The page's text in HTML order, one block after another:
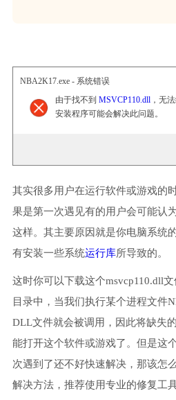
NBA2K17.exe - 系统错误
由于找不到 MSVCP110.dll，无
安装程序可能会解决此问题。
其实很多用户在运行软件或游戏的
果是第一次遇见有的用户会可能认
这样。其主要原因就是你电脑系统
有安装一些系统运行库所导致的。
这时你可以下载这个msvcp110.dll
目录中，当我们执行某个进程文件
DLL文件就会被调用，因此将缺失
能打开这个软件或游戏了。但是这
次遇到了还不好快速解决，那该怎
解决方法，推荐使用专业的修复工